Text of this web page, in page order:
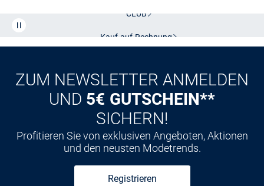
CLUB
Kauf auf Rechnung
ZUM NEWSLETTER ANMELDEN
UND 5€ GUTSCHEIN**
SICHERN!
Profitieren Sie von exklusiven Angeboten, Aktionen
und den neusten Modetrends.
Registrieren